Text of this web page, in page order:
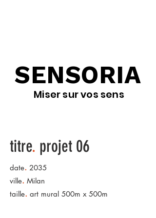
SENSORIA
Miser sur vos sens
titre. projet 06
date. 2035
ville. Milan
taille. art mural 500m x 500m